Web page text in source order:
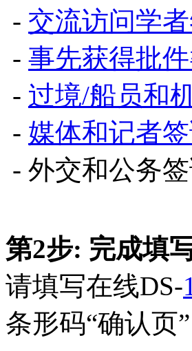
- 交流访问学
- 事先获得批
- 过境/船员和
- 媒体和记者
- 外交和公务
第2步: 完成填
请填写在线DS-
条形码“确认页”